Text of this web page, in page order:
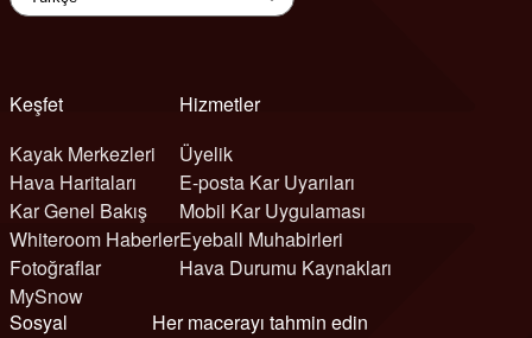
Keşfet
Kayak Merkezleri
Hava Haritaları
Kar Genel Bakış
Whiteroom Haberler
Fotoğraflar
MySnow
Hizmetler
Üyelik
E-posta Kar Uyarıları
Mobil Kar Uygulaması
Eyeball Muhabirleri
Hava Durumu Kaynakları
Sosyal
Her macerayı tahmin edin